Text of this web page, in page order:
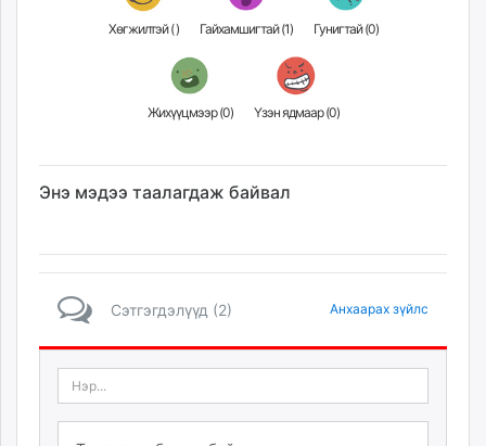
Хөгжилтэй () Гайхамшигтай (1) Гунигтай (0)
Жихүүцмээр (0) Үзэн ядмаар (0)
Энэ мэдээ таалагдаж байвал
Сэтгэгдэлүүд (2) Анхаарах зүйлс